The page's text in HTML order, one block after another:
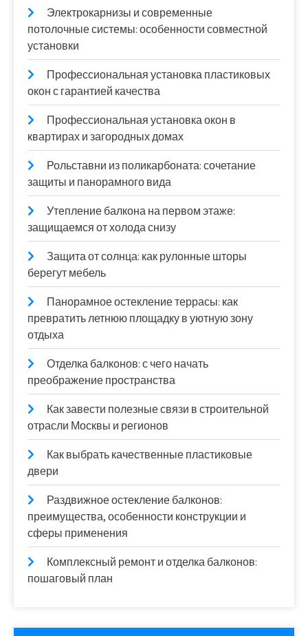
Электрокарнизы и современные
потолочные системы: особенности совместной
установки
Профессиональная установка пластиковых
окон с гарантией качества
Профессиональная установка окон в
квартирах и загородных домах
Рольставни из поликарбоната: сочетание
защиты и панорамного вида
Утепление балкона на первом этаже:
защищаемся от холода снизу
Защита от солнца: как рулонные шторы
берегут мебель
Панорамное остекление террасы: как
превратить летнюю площадку в уютную зону
отдыха
Отделка балконов: с чего начать
преображение пространства
Как завести полезные связи в строительной
отрасли Москвы и регионов
Как выбрать качественные пластиковые
двери
Раздвижное остекление балконов:
преимущества, особенности конструкции и
сферы применения
Комплексный ремонт и отделка балконов:
пошаговый план